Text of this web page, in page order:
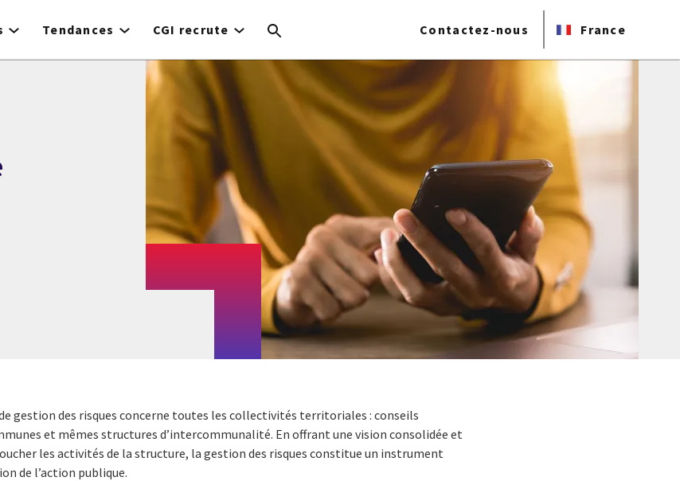
Tendances CGI recrute Contactez-nous France
de gestion des risques concerne toutes les collectivités territoriales : conseils
et mêmes structures d’intercommunalité. En offrant une vision consolidée et
les activités de la structure, la gestion des risques constitue un instrument
de l’action publique.